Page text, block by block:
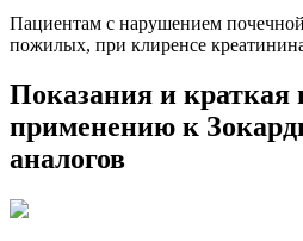
Пациентам с нарушением
пожилых, при клиренсе
Показания и краткая
применению к
аналогов